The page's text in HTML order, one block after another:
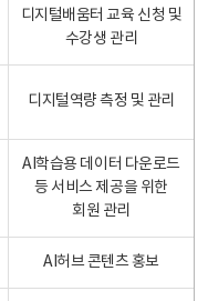
디지털배움터 교육 신청 및
수강생 관리
디지털역량 측정 및 관리
AI학습용 데이터 다운로드
등 서비스 제공을 위한
회원 관리
AI허브 콘텐츠 홍보